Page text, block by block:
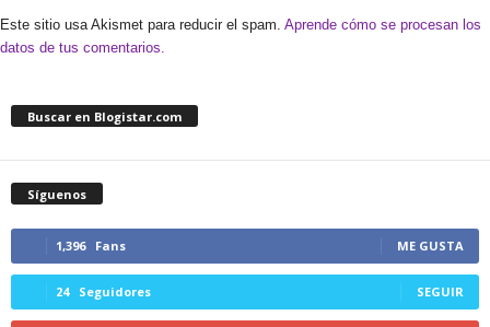
Este sitio usa Akismet para reducir el spam. Aprende cómo se procesan los
datos de tus comentarios.
Buscar en Blogistar.com
Síguenos
1,396 Fans ME GUSTA
24 Seguidores SEGUIR